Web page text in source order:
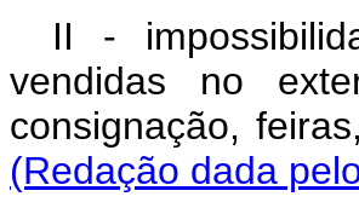
II -
vendidas no
consignação,
(Redação dada